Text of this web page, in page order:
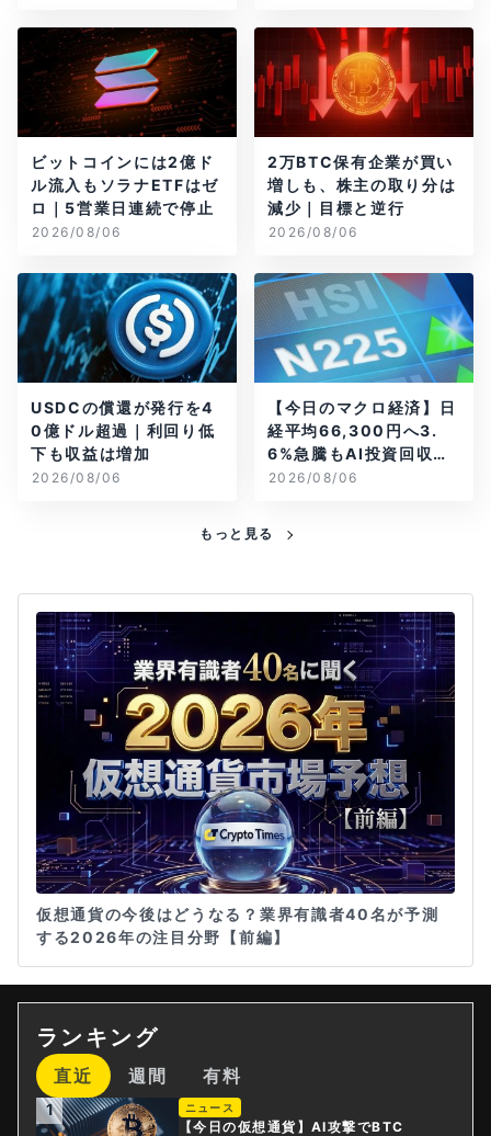
ビットコインには2億ド
ル流入もソラナETFはゼ
ロ｜5営業日連続で停止
2026/08/06
2万BTC保有企業が買い
増しも、株主の取り分は
減少｜目標と逆行
2026/08/06
USDCの償還が発行を4
0億ドル超過｜利回り低
下も収益は増加
2026/08/06
【今日のマクロ経済】日
経平均66,300円へ3.
6%急騰もAI投資回収懸
念が再燃
2026/08/06
もっと見る
仮想通貨の今後はどうなる？業界有識者40名が予測
する2026年の注目分野【前編】
ランキング
直近 週間 有料
1 ニュース
【今日の仮想通貨】AI攻撃でBTC